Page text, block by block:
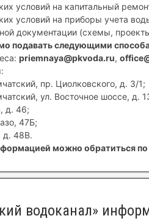
условий на капитальный
условий на приборы учета
документации (схемы,
подавать следующими
priemnaya@pkvoda.ru,
пр. Циолковского, д. 3/1;
ул. Восточное шоссе, д.
д. 46;
47Б;
д. 48В.
можно обратиться
водоканал»